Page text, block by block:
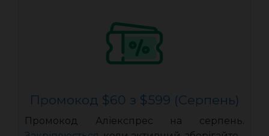
Промокод $60 з $599 (Серпень)
Промокод Аліекспрес на серпень.